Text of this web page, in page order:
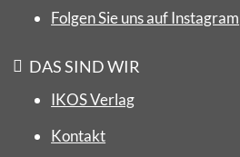
Folgen Sie uns auf Instagram
DAS SIND WIR
IKOS Verlag
Kontakt